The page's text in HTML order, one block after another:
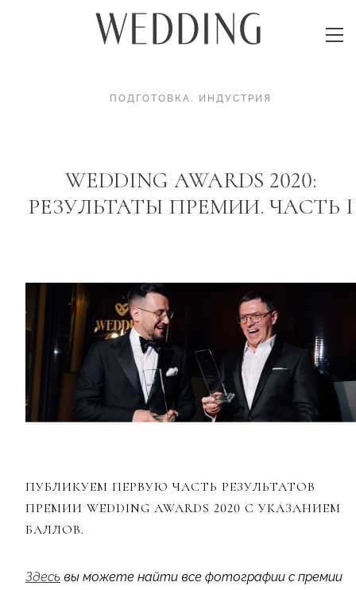
ПОДГОТОВКА. ИНДУСТРИЯ
WEDDING AWARDS 2020:
РЕЗУЛЬТАТЫ ПРЕМИИ. ЧАСТЬ I
ПУБЛИКУЕМ ПЕРВУЮ ЧАСТЬ РЕЗУЛЬТАТОВ
ПРЕМИИ WEDDING AWARDS 2020 С УКАЗАНИЕМ
БАЛЛОВ.
Здесь вы можете найти все фотографии с премии